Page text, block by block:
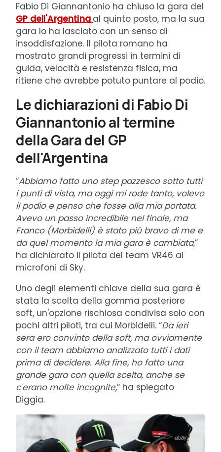
Fabio Di Giannantonio ha chiuso la gara del
GP dell'Argentina al quinto posto, ma la sua
gara lo ha lasciato con un senso di
insoddisfazione. Il pilota romano ha
mostrato grandi progressi in termini di
guida, velocità e resistenza fisica, ma
ritiene che avrebbe potuto puntare al podio.
Le dichiarazioni di Fabio Di
Giannantonio al termine
della Gara del GP
dell'Argentina
“Abbiamo fatto uno step pazzesco sotto tutti
i punti di vista, ma oggi mi rode tanto, volevo
il podio e penso che fosse alla mia portata.
Avevo un passo incredibile nel finale, ma
Franco (Morbidelli) è stato più bravo di me e
da quel momento la mia gara è cambiata,”
ha dichiarato il pilota del team VR46 ai
microfoni di Sky.
Uno degli elementi chiave della sua gara è
stata la scelta della gomma posteriore
soft, un'opzione rischiosa condivisa solo con
pochi altri piloti, tra cui Morbidelli. “Da ieri
sera ero convinto della soft, ma ovviamente
con il team abbiamo analizzato tutti i dati
prima di decidere. Alla fine, ho fatto una
grande gara con quella scelta, anche se
c'erano molte incognite,” ha spiegato
Diggia.